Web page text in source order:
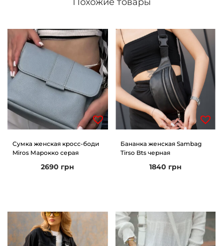
Сумка женская кросс-боди
Miros Марокко серая
2690 грн
Бананка женская Sambag
Tirso Bts черная
1840 грн